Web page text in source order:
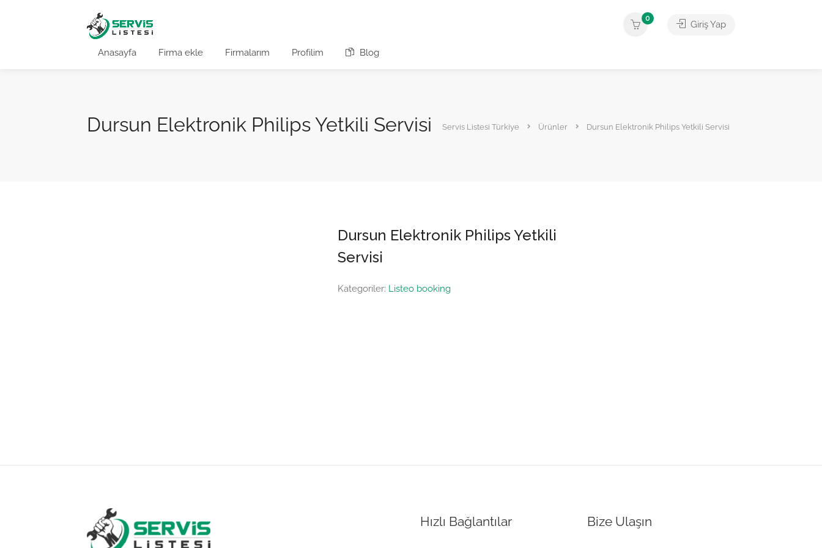
Anasayfa Firma ekle Firmalarım Profilim Blog
0
Giriş Yap
Dursun Elektronik Philips Yetkili Servisi Servis Listesi Türkiye Ürünler Dursun Elektronik Philips Yetkili Servisi
Dursun Elektronik Philips Yetkili
Servisi
Kategoriler: Listeo booking
Hızlı Bağlantılar Bize Ulaşın